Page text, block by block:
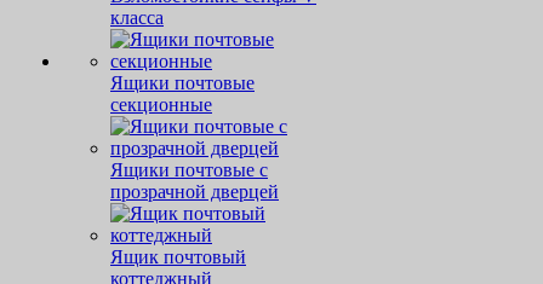
класса
Ящики почтовые
секционные
Ящики почтовые с
прозрачной дверцей
Ящик почтовый
коттеджный